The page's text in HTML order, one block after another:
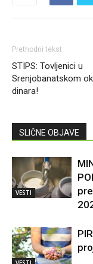
Prethodni tekst
STIPS: Tovljenici u
Srenjobanatskom
dinara!
SLIČNE OBJAVE
VESTI